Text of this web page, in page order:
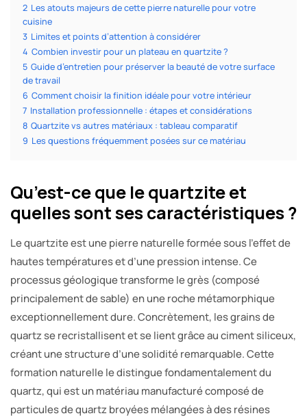
2 Les atouts majeurs de cette pierre naturelle pour votre
cuisine
3 Limites et points d’attention à considérer
4 Combien investir pour un plateau en quartzite ?
5 Guide d’entretien pour préserver la beauté de votre surface
de travail
6 Comment choisir la finition idéale pour votre intérieur
7 Installation professionnelle : étapes et considérations
8 Quartzite vs autres matériaux : tableau comparatif
9 Les questions fréquemment posées sur ce matériau
Qu’est-ce que le quartzite et
quelles sont ses caractéristiques ?
Le quartzite est une pierre naturelle formée sous l’effet de
hautes températures et d’une pression intense. Ce
processus géologique transforme le grès (composé
principalement de sable) en une roche métamorphique
exceptionnellement dure. Concrètement, les grains de
quartz se recristallisent et se lient grâce au ciment siliceux,
créant une structure d’une solidité remarquable. Cette
formation naturelle le distingue fondamentalement du
quartz, qui est un matériau manufacturé composé de
particules de quartz broyées mélangées à des résines